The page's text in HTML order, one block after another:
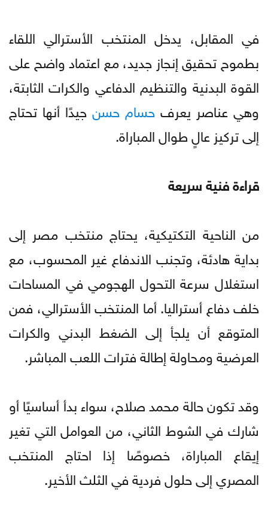
في المقابل، يدخل المنتخب الأسترالي اللقاء
بطموح تحقيق إنجاز جديد، مع اعتماد واضح على
القوة البدنية والتنظيم الدفاعي والكرات الثابتة،
وهي عناصر يعرف حسام حسن جيدًا أنها تحتاج
إلى تركيز عالٍ طوال المباراة.
قراءة فنية سريعة
من الناحية التكتيكية، يحتاج منتخب مصر إلى
بداية هادئة، وتجنب الاندفاع غير المحسوب، مع
استغلال سرعة التحول الهجومي في المساحات
خلف دفاع أستراليا. أما المنتخب الأسترالي، فمن
المتوقع أن يلجأ إلى الضغط البدني والكرات
العرضية ومحاولة إطالة فترات اللعب المباشر.
وقد تكون حالة محمد صلاح، سواء بدأ أساسيًا أو
شارك في الشوط الثاني، من العوامل التي تغير
إيقاع المباراة، خصوصًا إذا احتاج المنتخب
المصري إلى حلول فردية في الثلث الأخير.